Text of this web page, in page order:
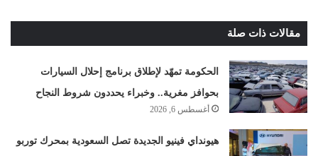
مقالات ذات صلة
الحكومة تمهّد لإطلاق برنامج إحلال السيارات
بحوافز مغرية.. وخبراء يحددون شروط النجاح
أغسطس 6, 2026
هيونداي فينيو الجديدة تصل السعودية بمحرك توربو